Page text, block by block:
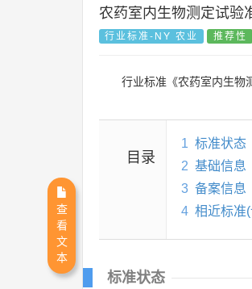
农药室内生物测定试验
行业标准-NY 农业 推荐性
行业标准《农药室内生物
目录
1 标准状态
2 基础信息
3 备案信息
4 相近标准
标准状态
查
看
文
本